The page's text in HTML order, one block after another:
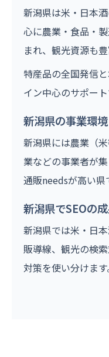
新潟県は米・日本
心に農業・食品・
まれ、観光資源も
特産品の全国発信
イン中心のサポー
新潟県の事業環境
新潟県には農業（
業などの事業者が
通販needsが高い県
新潟県でSEOの
新潟県では米・日
販導線、観光の検
対策を使い分けます